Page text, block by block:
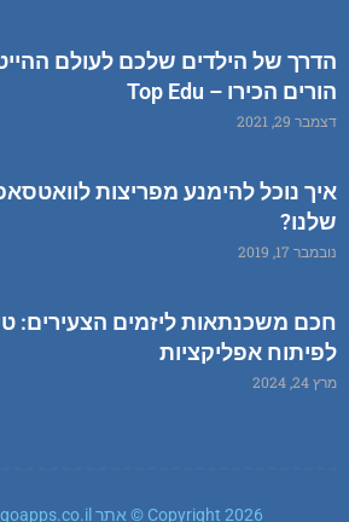
הדרך של הילדים שלכם לעולם
הורים הכירו – Top Edu
דצמבר 29, 2021
איך נוכל להימנע מפריצות
שלנו?
נובמבר 17, 2019
חכם משכנתאות ליזמים הצעירים:
לפיתוח אפליקציות
מרץ 24, 2024
Copyright 2026 © אתר https://www.goapps.co.il/